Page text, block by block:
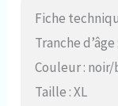
Fiche
Tranche
Couleur :
Taille : XL